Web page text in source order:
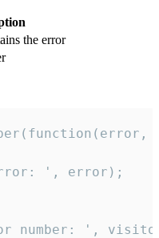
the error
', error);
number: ',